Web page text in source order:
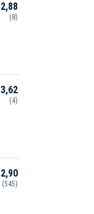
2,88
(8)
3,62
(4)
2,90
(545)